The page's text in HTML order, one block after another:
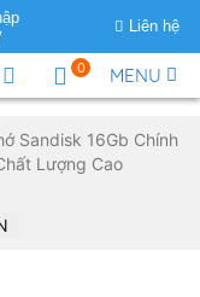
Liên hệ
MENU
0
Sandisk 16Gb Chính
Lượng Cao